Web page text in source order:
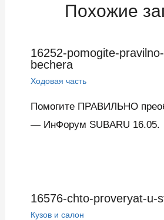
Похожие
16252-pomogite-
bechera
Ходовая часть
Помогите ПРАВИЛЬНО
— ИнФорум SUBARU 16.05.
16576-chto-proveryat-u-
Кузов и салон